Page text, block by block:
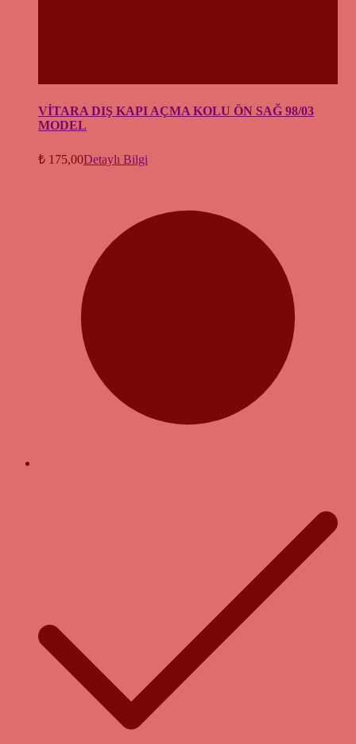
VİTARA DIŞ KAPI AÇMA KOLU ÖN SAĞ 98/03
MODEL
₺ 175,00Detaylı Bilgi